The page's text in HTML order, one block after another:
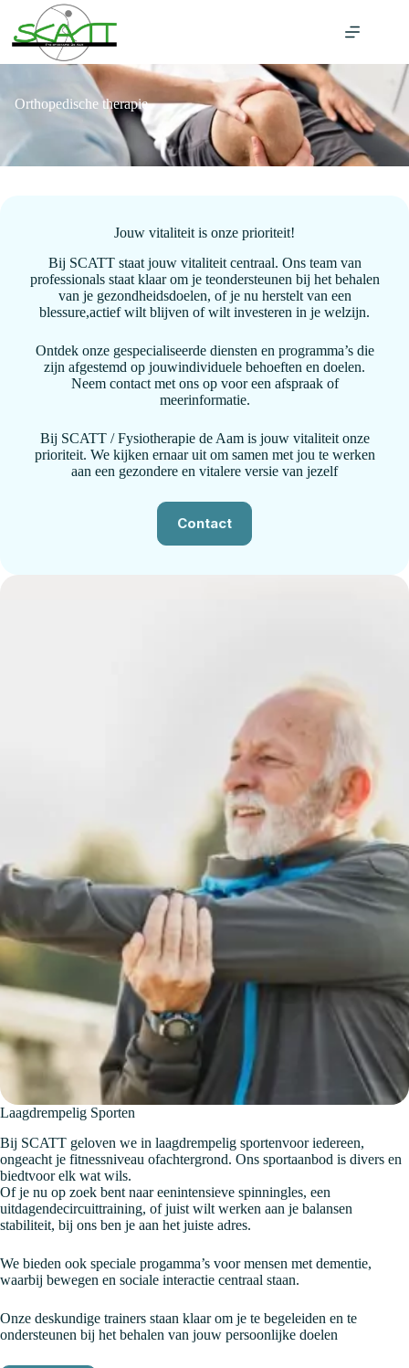
naar
de
Orthopedische therapie
Jouw vitaliteit is onze prioriteit!
Bij SCATT staat jouw vitaliteit centraal. Ons team van
professionals staat klaar om je teondersteunen bij het behalen
van je gezondheidsdoelen, of je nu herstelt van een
blessure,actief wilt blijven of wilt investeren in je welzijn.
Ontdek onze gespecialiseerde diensten en programma’s die
zijn afgestemd op jouwindividuele behoeften en doelen.
Neem contact met ons op voor een afspraak of
meerinformatie.
Bij SCATT / Fysiotherapie de Aam is jouw vitaliteit onze
prioriteit. We kijken ernaar uit om samen met jou te werken
aan een gezondere en vitalere versie van jezelf
Contact
Laagdrempelig Sporten
Bij SCATT geloven we in laagdrempelig sportenvoor iedereen,
ongeacht je fitnessniveau ofachtergrond. Ons sportaanbod is divers en
biedtvoor elk wat wils.
Of je nu op zoek bent naar eenintensieve spinningles, een
uitdagendecircuittraining, of juist wilt werken aan je balansen
stabiliteit, bij ons ben je aan het juiste adres.
We bieden ook speciale progamma’s voor mensen met dementie,
waarbij bewegen en sociale interactie centraal staan.
Onze deskundige trainers staan klaar om je te begeleiden en te
ondersteunen bij het behalen van jouw persoonlijke doelen